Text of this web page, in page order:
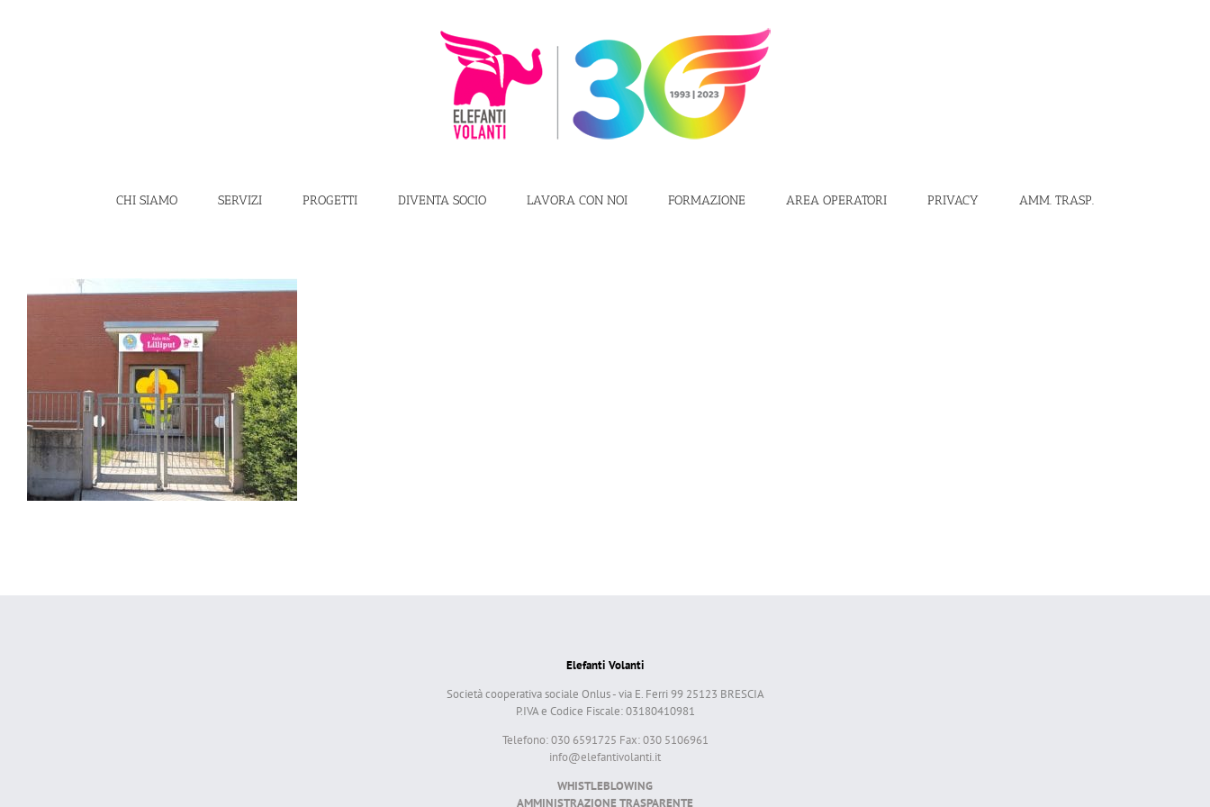
CHI SIAMO SERVIZI PROGETTI DIVENTA SOCIO LAVORA CON NOI FORMAZIONE AREA OPERATORI PRIVACY AMM. TRASP.
Elefanti Volanti
Società cooperativa sociale Onlus - via E. Ferri 99 25123 BRESCIA
P.IVA e Codice Fiscale: 03180410981
Telefono: 030 6591725 Fax: 030 5106961
info@elefantivolanti.it
WHISTLEBLOWING
AMMINISTRAZIONE TRASPARENTE